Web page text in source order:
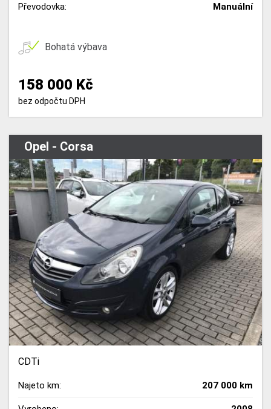
Převodovka: Manuální
Bohatá výbava
158 000 Kč
bez odpočtu DPH
Opel - Corsa
CDTi
Najeto km: 207 000 km